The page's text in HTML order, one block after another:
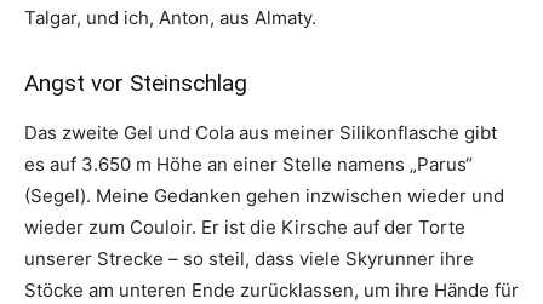
Talgar, und ich, Anton, aus Almaty.
Angst vor Steinschlag
Das zweite Gel und Cola aus meiner Silikonflasche gibt
es auf 3.650 m Höhe an einer Stelle namens „Parus“
(Segel). Meine Gedanken gehen inzwischen wieder und
wieder zum Couloir. Er ist die Kirsche auf der Torte
unserer Strecke – so steil, dass viele Skyrunner ihre
Stöcke am unteren Ende zurücklassen, um ihre Hände für